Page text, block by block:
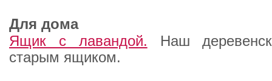
Для дома
Ящик с лавандой. Наш
старым ящиком.